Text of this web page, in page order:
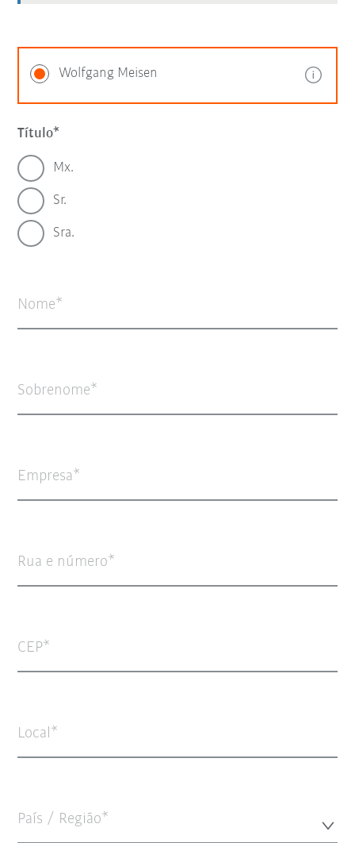
Wolfgang Meisen
Título
Mx.
Sr.
Sra.
Nome
Sobrenome
Empresa
Rua e número
CEP
Local
País / Região*